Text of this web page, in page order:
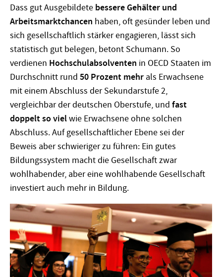
Dass gut Ausgebildete bessere Gehälter und
Arbeitsmarktchancen haben, oft gesünder leben und
sich gesellschaftlich stärker engagieren, lässt sich
statistisch gut belegen, betont Schumann. So
verdienen Hochschulabsolventen in OECD Staaten im
Durchschnitt rund 50 Prozent mehr als Erwachsene
mit einem Abschluss der Sekundarstufe 2,
vergleichbar der deutschen Oberstufe, und fast
doppelt so vielwie Erwachsene ohne solchen
Abschluss. Auf gesellschaftlicher Ebene sei der
Beweis aber schwieriger zu führen: Ein gutes
Bildungssystem macht die Gesellschaft zwar
wohlhabender, aber eine wohlhabende Gesellschaft
investiert auch mehr in Bildung.